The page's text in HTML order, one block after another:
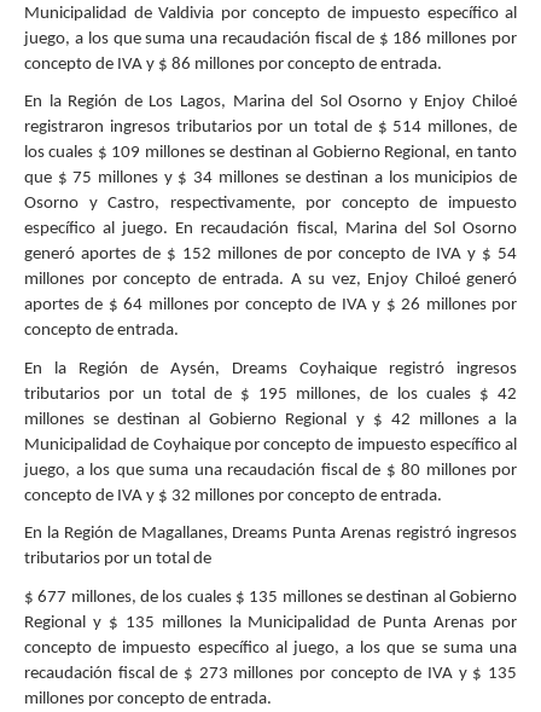
Municipalidad de Valdivia por concepto de impuesto específico al
juego, a los que suma una recaudación fiscal de $ 186 millones por
concepto de IVA y $ 86 millones por concepto de entrada.
En la Región de Los Lagos, Marina del Sol Osorno y Enjoy Chiloé
registraron ingresos tributarios por un total de $ 514 millones, de
los cuales $ 109 millones se destinan al Gobierno Regional, en tanto
que $ 75 millones y $ 34 millones se destinan a los municipios de
Osorno y Castro, respectivamente, por concepto de impuesto
específico al juego. En recaudación fiscal, Marina del Sol Osorno
generó aportes de $ 152 millones de por concepto de IVA y $ 54
millones por concepto de entrada. A su vez, Enjoy Chiloé generó
aportes de $ 64 millones por concepto de IVA y $ 26 millones por
concepto de entrada.
En la Región de Aysén, Dreams Coyhaique registró ingresos
tributarios por un total de $ 195 millones, de los cuales $ 42
millones se destinan al Gobierno Regional y $ 42 millones a la
Municipalidad de Coyhaique por concepto de impuesto específico al
juego, a los que suma una recaudación fiscal de $ 80 millones por
concepto de IVA y $ 32 millones por concepto de entrada.
En la Región de Magallanes, Dreams Punta Arenas registró ingresos
tributarios por un total de
$ 677 millones, de los cuales $ 135 millones se destinan al Gobierno
Regional y $ 135 millones la Municipalidad de Punta Arenas por
concepto de impuesto específico al juego, a los que se suma una
recaudación fiscal de $ 273 millones por concepto de IVA y $ 135
millones por concepto de entrada.